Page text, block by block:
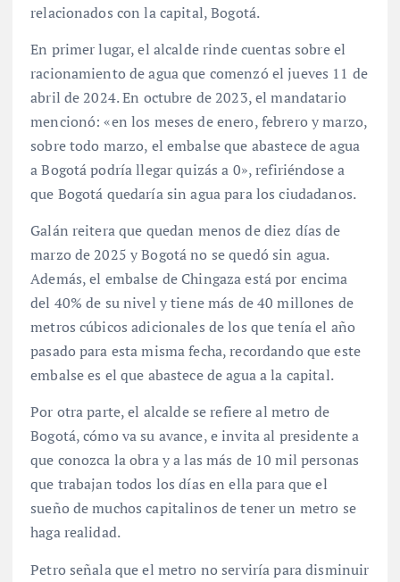
relacionados con la capital, Bogotá.
En primer lugar, el alcalde rinde cuentas sobre el
racionamiento de agua que comenzó el jueves 11 de
abril de 2024. En octubre de 2023, el mandatario
mencionó: «en los meses de enero, febrero y marzo,
sobre todo marzo, el embalse que abastece de agua
a Bogotá podría llegar quizás a 0», refiriéndose a
que Bogotá quedaría sin agua para los ciudadanos.
Galán reitera que quedan menos de diez días de
marzo de 2025 y Bogotá no se quedó sin agua.
Además, el embalse de Chingaza está por encima
del 40% de su nivel y tiene más de 40 millones de
metros cúbicos adicionales de los que tenía el año
pasado para esta misma fecha, recordando que este
embalse es el que abastece de agua a la capital.
Por otra parte, el alcalde se refiere al metro de
Bogotá, cómo va su avance, e invita al presidente a
que conozca la obra y a las más de 10 mil personas
que trabajan todos los días en ella para que el
sueño de muchos capitalinos de tener un metro se
haga realidad.
Petro señala que el metro no serviría para disminuir